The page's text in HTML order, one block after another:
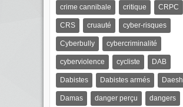
crime cannibale critique CRPC
CRS cruauté cyber-risques
Cyberbully cybercriminalité
cyberviolence cycliste DAB
Dabistes Dabistes armés Daesh
Damas danger perçu dangers